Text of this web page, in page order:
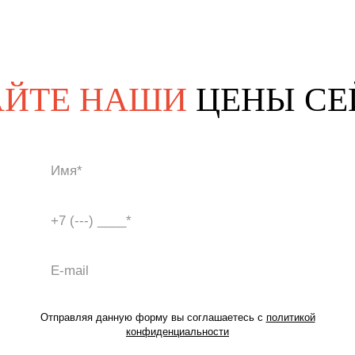
НАШИ ЦЕНЫ
Отправляя данную форму вы соглашаетесь с политикой
конфиденциальности